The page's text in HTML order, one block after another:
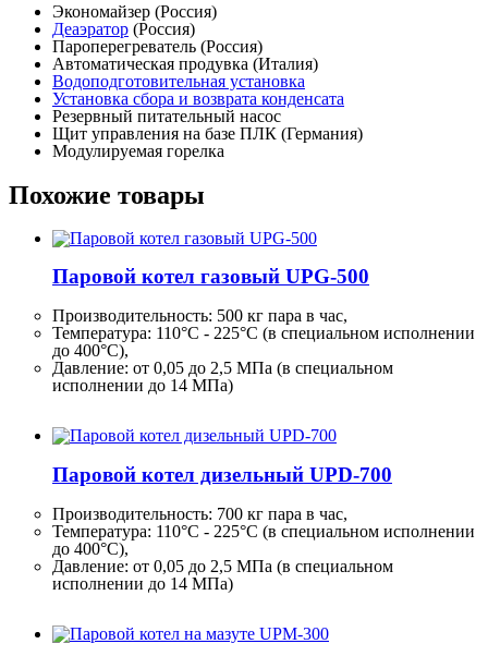
Экономайзер (Россия)
Деаэратор (Россия)
Пароперегреватель (Россия)
Автоматическая продувка (Италия)
Водоподготовительная установка
Установка сбора и возврата конденсата
Резервный питательный насос
Щит управления на базе ПЛК (Германия)
Модулируемая горелка
Похожие товары
Паровой котел газовый UPG-500
Производительность: 500 кг пара в час,
Температура: 110°C - 225°C (в специальном исполнении
до 400°C),
Давление: от 0,05 до 2,5 МПа (в специальном
исполнении до 14 МПа)
Паровой котел дизельный UPD-700
Производительность: 700 кг пара в час,
Температура: 110°C - 225°C (в специальном исполнении
до 400°C),
Давление: от 0,05 до 2,5 МПа (в специальном
исполнении до 14 МПа)